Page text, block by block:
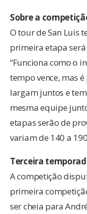
Sobre a
O tour de San Luis
primeira etapa
“Funciona como o
tempo vence, mas
largam juntos e
mesma equipe
etapas serão de
variam de 140 a
Terceira
A competição
primeira
ser cheia para